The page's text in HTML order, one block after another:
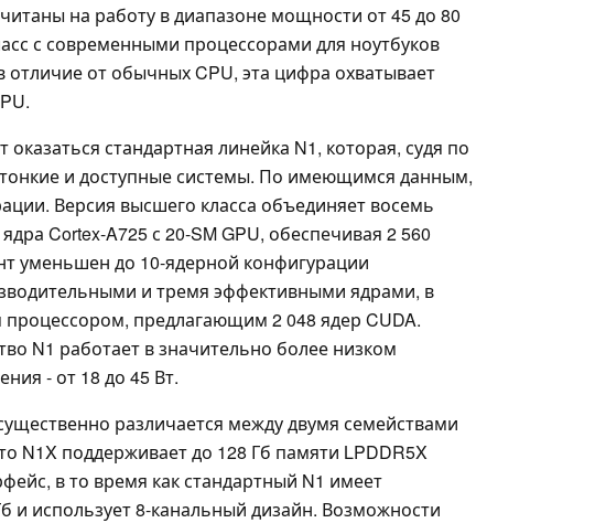
на работу в диапазоне мощности от 45 до 80
с современными процессорами для ноутбуков
отличие от обычных CPU, эта цифра охватывает
стандартная линейка N1, которая, судя по
и доступные системы. По имеющимся данным,
Версия высшего класса объединяет восемь
Cortex-A725 с 20-SM GPU, обеспечивая 2 560
уменьшен до 10-ядерной конфигурации
и тремя эффективными ядрами, в
процессором, предлагающим 2 048 ядер CUDA.
N1 работает в значительно более низком
- от 18 до 45 Вт.
различается между двумя семействами
N1X поддерживает до 128 Гб памяти LPDDR5X
в то время как стандартный N1 имеет
и использует 8-канальный дизайн. Возможности